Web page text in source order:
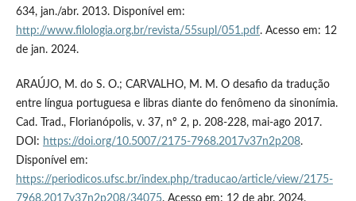
634, jan./abr. 2013. Disponível em:
http://www.filologia.org.br/revista/55supl/051.pdf. Acesso em: 12
de jan. 2024.
ARAÚJO, M. do S. O.; CARVALHO, M. M. O desafio da tradução
entre língua portuguesa e libras diante do fenômeno da sinonímia.
Cad. Trad., Florianópolis, v. 37, nº 2, p. 208-228, mai-ago 2017.
DOI: https://doi.org/10.5007/2175-7968.2017v37n2p208.
Disponível em:
https://periodicos.ufsc.br/index.php/traducao/article/view/2175-
7968.2017v37n2p208/34075. Acesso em: 12 de abr. 2024.